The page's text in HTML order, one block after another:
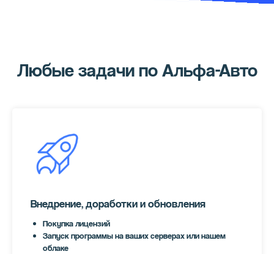
Любые задачи по Альфа-Авто
Внедрение, доработки и обновления
Покупка лицензий
Запуск программы на ваших серверах или нашем
облаке